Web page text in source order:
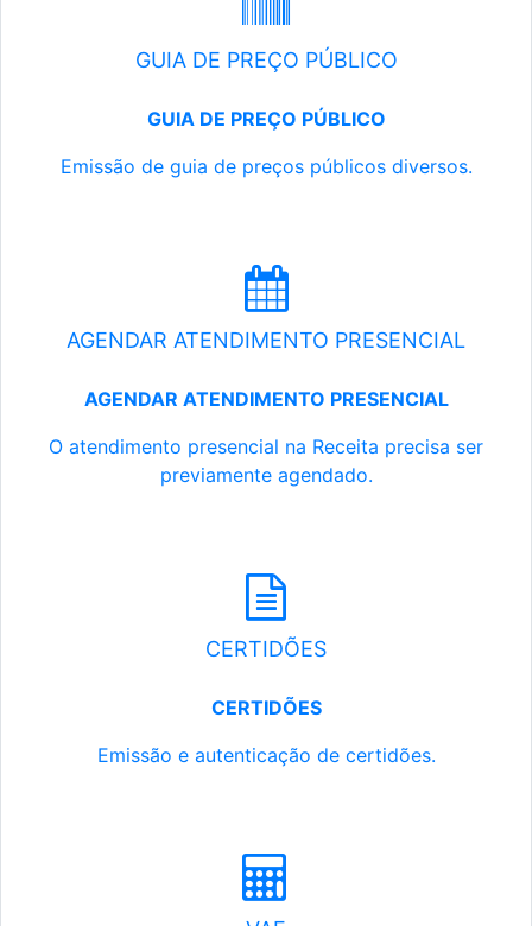
GUIA DE PREÇO PÚBLICO
GUIA DE PREÇO PÚBLICO
Emissão de guia de preços públicos diversos.
AGENDAR ATENDIMENTO PRESENCIAL
AGENDAR ATENDIMENTO PRESENCIAL
O atendimento presencial na Receita precisa ser
previamente agendado.
CERTIDÕES
CERTIDÕES
Emissão e autenticação de certidões.